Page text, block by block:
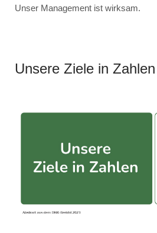
Unser Management ist wirksam.
Unsere Ziele in Zahlen